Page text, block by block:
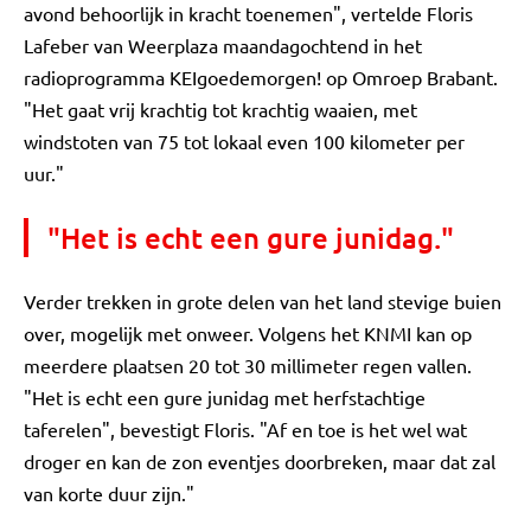
avond behoorlijk in kracht toenemen", vertelde Floris
Lafeber van Weerplaza maandagochtend in het
radioprogramma KEIgoedemorgen! op Omroep Brabant.
"Het gaat vrij krachtig tot krachtig waaien, met
windstoten van 75 tot lokaal even 100 kilometer per
uur."
"Het is echt een gure junidag."
Verder trekken in grote delen van het land stevige buien
over, mogelijk met onweer. Volgens het KNMI kan op
meerdere plaatsen 20 tot 30 millimeter regen vallen.
"Het is echt een gure junidag met herfstachtige
taferelen", bevestigt Floris. "Af en toe is het wel wat
droger en kan de zon eventjes doorbreken, maar dat zal
van korte duur zijn."